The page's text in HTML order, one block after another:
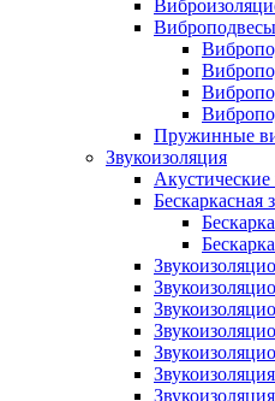
Виброподвесы
Пружинные
Звукоизоляция
Бескаркасная